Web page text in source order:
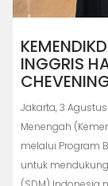
INGGRIS
Jakarta, 3
Menengah
melalui Program
untuk